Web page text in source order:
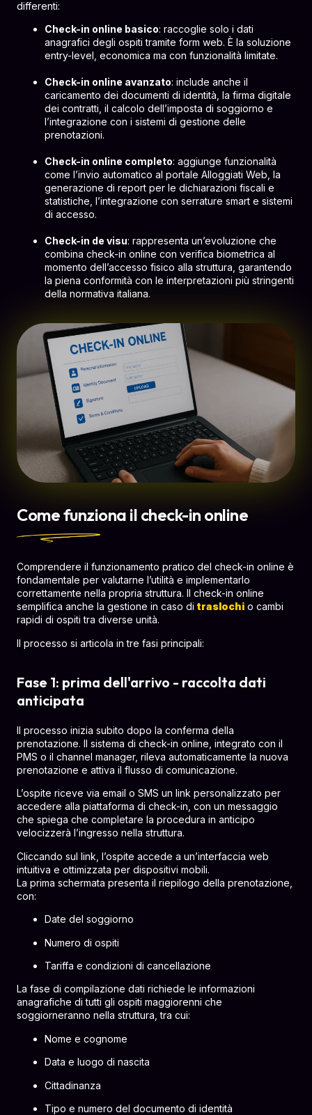
differenti:
Check-in online basico: raccoglie solo i dati
anagrafici degli ospiti tramite form web. È la soluzione
entry-level, economica ma con funzionalità limitate.
Check-in online avanzato: include anche il
caricamento dei documenti di identità, la firma digitale
dei contratti, il calcolo dell’imposta di soggiorno e
l’integrazione con i sistemi di gestione delle
prenotazioni.
Check-in online completo: aggiunge funzionalità
come l’invio automatico al portale Alloggiati Web, la
generazione di report per le dichiarazioni fiscali e
statistiche, l’integrazione con serrature smart e sistemi
di accesso.
Check-in de visu: rappresenta un’evoluzione che
combina check-in online con verifica biometrica al
momento dell’accesso fisico alla struttura, garantendo
la piena conformità con le interpretazioni più stringenti
della normativa italiana.
Come funziona il check-in online
Comprendere il funzionamento pratico del check-in online è
fondamentale per valutarne l’utilità e implementarlo
correttamente nella propria struttura. Il check-in online
semplifica anche la gestione in caso di traslochi o cambi
rapidi di ospiti tra diverse unità.
Il processo si articola in tre fasi principali:
Fase 1: prima dell'arrivo - raccolta dati
anticipata
Il processo inizia subito dopo la conferma della
prenotazione. Il sistema di check-in online, integrato con il
PMS o il channel manager, rileva automaticamente la nuova
prenotazione e attiva il flusso di comunicazione.
L’ospite riceve via email o SMS un link personalizzato per
accedere alla piattaforma di check-in, con un messaggio
che spiega che completare la procedura in anticipo
velocizzerà l’ingresso nella struttura.
Cliccando sul link, l’ospite accede a un’interfaccia web
intuitiva e ottimizzata per dispositivi mobili.
La prima schermata presenta il riepilogo della prenotazione,
con:
Date del soggiorno
Numero di ospiti
Tariffa e condizioni di cancellazione
La fase di compilazione dati richiede le informazioni
anagrafiche di tutti gli ospiti maggiorenni che
soggiorneranno nella struttura, tra cui:
Nome e cognome
Data e luogo di nascita
Cittadinanza
Tipo e numero del documento di identità